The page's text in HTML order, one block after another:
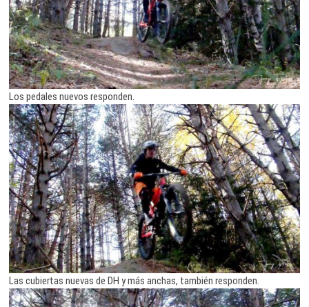
Los pedales nuevos responden.
Las cubiertas nuevas de DH y más anchas, también responden.